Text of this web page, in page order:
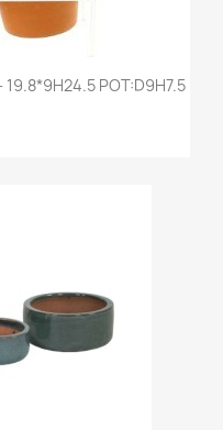
19.8*9H24.5 POT:D9H7.5